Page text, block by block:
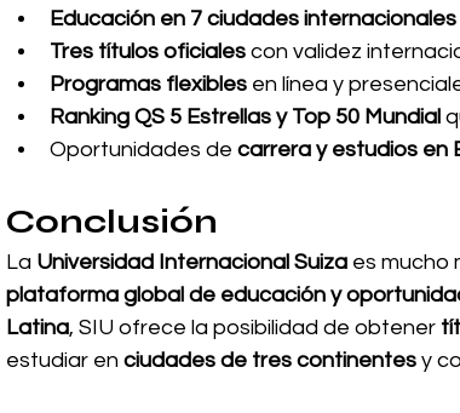
Educación en 7 ciudades internacionales
Tres títulos oficiales con validez
Programas flexibles en línea y
Ranking QS 5 Estrellas y Top 50 Mundial
Oportunidades de carrera y estudios en
Conclusión
La Universidad Internacional Suiza es mucho
plataforma global de educación y
Latina, SIU ofrece la posibilidad de obtener
estudiar en ciudades de tres continentes y